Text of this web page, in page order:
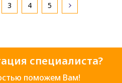
3 4 5
специалиста?
поможем Вам!